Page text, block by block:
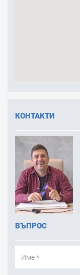
КОНТАКТИ
ВЪПРОС